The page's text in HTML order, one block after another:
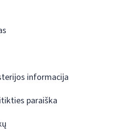
informacija
paraiška